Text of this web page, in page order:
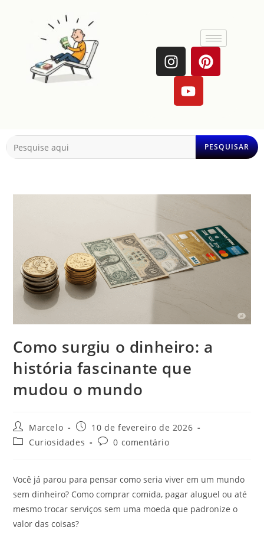
PESQUISAR
Como surgiu o dinheiro: a
história fascinante que
mudou o mundo
Marcelo
10 de fevereiro de 2026
Curiosidades
0 comentário
Você já parou para pensar como seria viver em um mundo
sem dinheiro? Como comprar comida, pagar aluguel ou até
mesmo trocar serviços sem uma moeda que padronize o
valor das coisas?